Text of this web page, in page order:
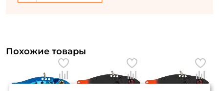
Похожие товары